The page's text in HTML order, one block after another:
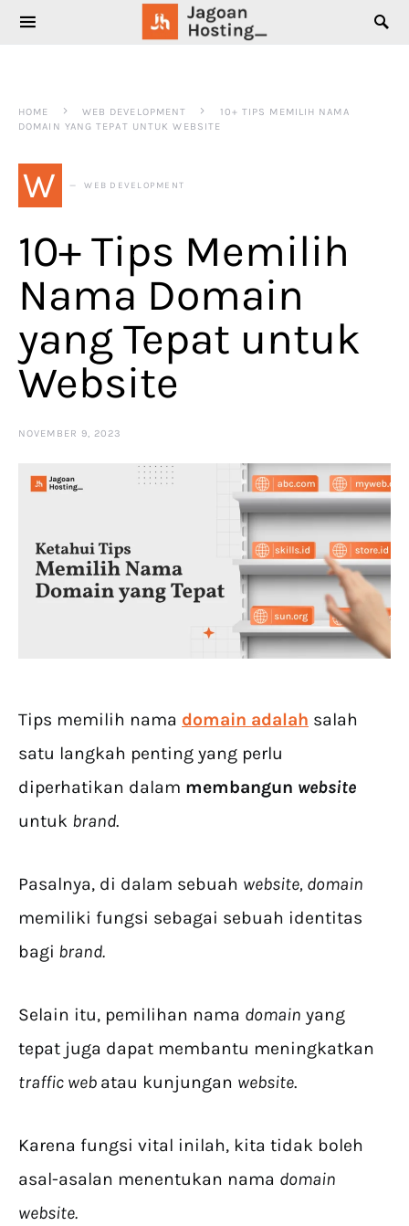
SEARCH FOR:
HOME WEB DEVELOPMENT
10+ TIPS MEMILIH NAMA
DOMAIN YANG TEPAT UNTUK WEBSITE
W WEB DEVELOPMENT
10+ Tips Memilih
Nama Domain
yang Tepat untuk
Website
NOVEMBER 9, 2023
Tips memilih nama domain adalah salah
satu langkah penting yang perlu
diperhatikan dalam membangun website
untuk brand.
Pasalnya, di dalam sebuah website, domain
memiliki fungsi sebagai sebuah identitas
bagi brand.
Selain itu, pemilihan nama domain yang
tepat juga dapat membantu meningkatkan
traffic web atau kunjungan website.
Karena fungsi vital inilah, kita tidak boleh
asal-asalan menentukan nama domain
website.